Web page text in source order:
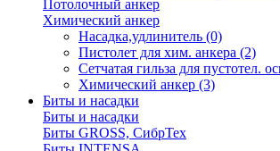
Потолочный анкер
Химический анкер
Насадка,удлинитель (0)
Пистолет для хим. анкера (2)
Сетчатая гильза для пустотел.
Химический анкер (3)
Биты и насадки
Биты и насадки
Биты GROSS, СибрТех